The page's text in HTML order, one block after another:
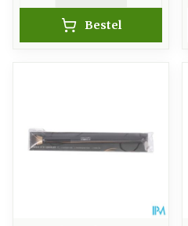
Bestel